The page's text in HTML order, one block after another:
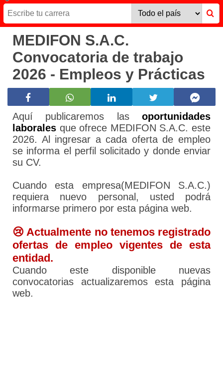
MEDIFON S.A.C.
Convocatoria de trabajo
2026 - Empleos y Prácticas
Aquí publicaremos las oportunidades
laborales que ofrece MEDIFON S.A.C. este
2026. Al ingresar a cada oferta de empleo
se informa el perfil solicitado y donde enviar
su CV.
Cuando esta empresa(MEDIFON S.A.C.)
requiera nuevo personal, usted podrá
informarse primero por esta página web.
😢 Actualmente no tenemos registrado
ofertas de empleo vigentes de esta
entidad.
Cuando este disponible nuevas
convocatorias actualizaremos esta página
web.